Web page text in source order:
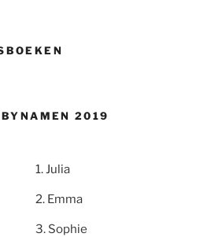
2019
Julia
Emma
Sophie